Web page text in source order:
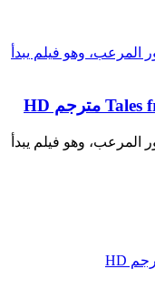
المرعب، وهو فيلم يبدأ
المرعب، وهو فيلم يبدأ